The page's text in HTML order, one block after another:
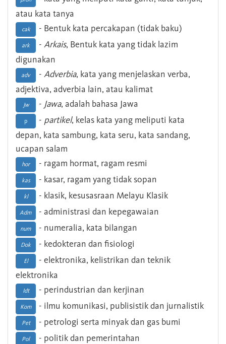
atau kata tanya
cak - Bentuk kata percakapan (tidak baku)
ark - Arkais, Bentuk kata yang tidak lazim
digunakan
adv - Adverbia, kata yang menjelaskan verba,
adjektiva, adverbia lain, atau kalimat
Jw - Jawa, adalah bahasa Jawa
p - partikel, kelas kata yang meliputi kata
depan, kata sambung, kata seru, kata sandang,
ucapan salam
hor - ragam hormat, ragam resmi
kas - kasar, ragam yang tidak sopan
kl - klasik, kesusasraan Melayu Klasik
Adm - administrasi dan kepegawaian
num - numeralia, kata bilangan
Dok - kedokteran dan fisiologi
El
- elektronika, kelistrikan dan teknik
elektronika
Idt - perindustrian dan kerjinan
Kom - ilmu komunikasi, publisistik dan jurnalistik
Pet - petrologi serta minyak dan gas bumi
Pol - politik dan pemerintahan